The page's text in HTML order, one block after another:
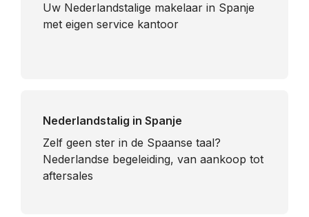
Uw Nederlandstalige makelaar in Spanje
met eigen service kantoor
Nederlandstalig in Spanje
​Zelf geen ster in de Spaanse taal?
Nederlandse begeleiding, van aankoop tot
aftersales